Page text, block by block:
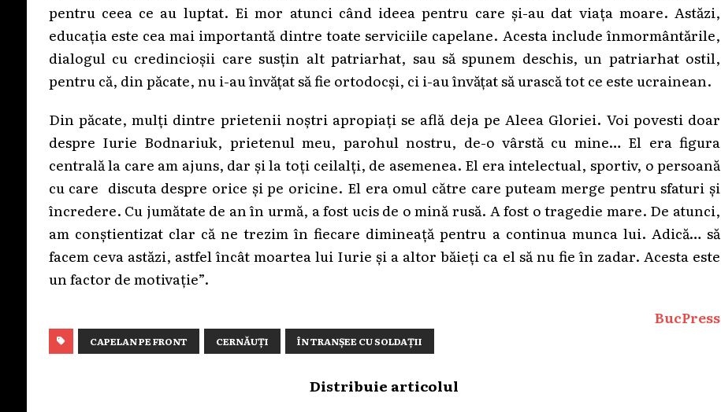
pentru ceea ce au luptat. Ei mor atunci când ideea pentru care și-au dat viața moare. Astăzi,
educația este cea mai importantă dintre toate serviciile capelane. Acesta include înmormântările,
dialogul cu credincioșii care susțin alt patriarhat, sau să spunem deschis, un patriarhat ostil,
pentru că, din păcate, nu i-au învățat să fie ortodocși, ci i-au învățat să urască tot ce este ucrainean.
Din păcate, mulți dintre prietenii noștri apropiați se află deja pe Aleea Gloriei. Voi povesti doar
despre Iurie Bodnariuk, prietenul meu, parohul nostru, de-o vârstă cu mine… El era figura
centrală la care am ajuns, dar și la toți ceilalți, de asemenea. El era intelectual, sportiv, o persoană
cu care discuta despre orice și pe oricine. El era omul către care puteam merge pentru sfaturi și
încredere. Cu jumătate de an în urmă, a fost ucis de o mină rusă. A fost o tragedie mare. De atunci,
am conștientizat clar că ne trezim în fiecare dimineață pentru a continua munca lui. Adică… să
facem ceva astăzi, astfel încât moartea lui Iurie și a altor băieți ca el să nu fie în zadar. Acesta este
un factor de motivație”.
BucPress
CAPELAN PE FRONT CERNĂUȚI ÎN TRANȘEE CU SOLDAȚII
Distribuie articolul